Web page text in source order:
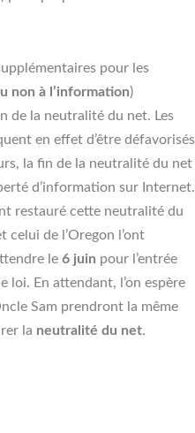
pour les
non à l’information)
de la neutralité du net. Les
en effet d’être défavorisés
la fin de la neutralité du net
d’information sur Internet.
restauré cette neutralité du
celui de l’Oregon l’ont
le 6 juin pour l’entrée
loi. En attendant, l’on espère
Sam prendront la même
la neutralité du net.